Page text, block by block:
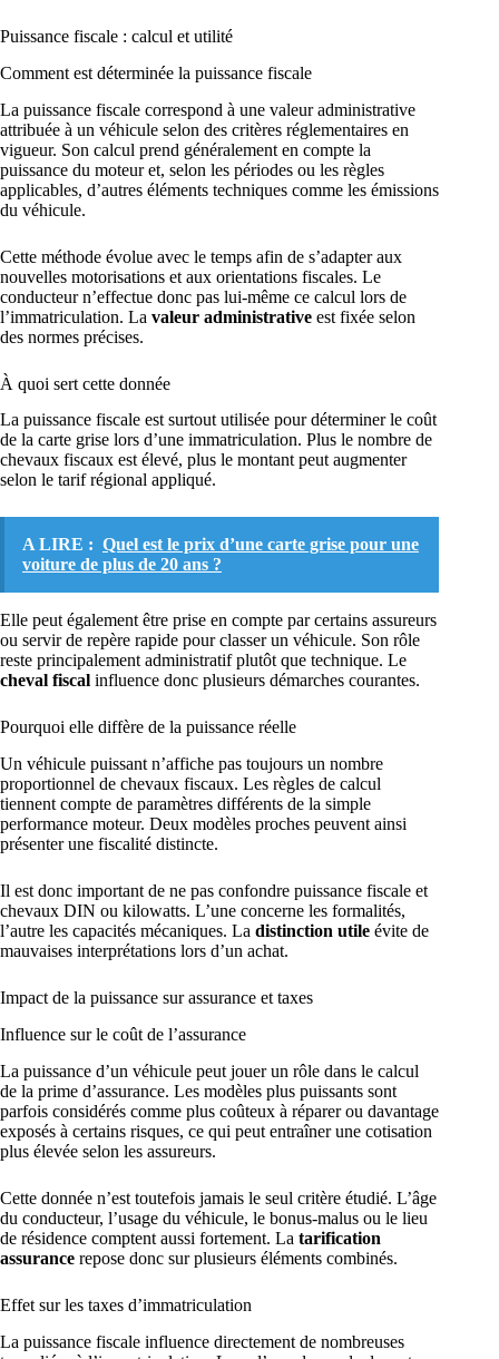
Puissance fiscale : calcul et utilité
Comment est déterminée la puissance fiscale
La puissance fiscale correspond à une valeur administrative
attribuée à un véhicule selon des critères réglementaires en
vigueur. Son calcul prend généralement en compte la
puissance du moteur et, selon les périodes ou les règles
applicables, d’autres éléments techniques comme les émissions
du véhicule.
Cette méthode évolue avec le temps afin de s’adapter aux
nouvelles motorisations et aux orientations fiscales. Le
conducteur n’effectue donc pas lui-même ce calcul lors de
l’immatriculation. La valeur administrative est fixée selon
des normes précises.
À quoi sert cette donnée
La puissance fiscale est surtout utilisée pour déterminer le coût
de la carte grise lors d’une immatriculation. Plus le nombre de
chevaux fiscaux est élevé, plus le montant peut augmenter
selon le tarif régional appliqué.
A LIRE : Quel est le prix d’une carte grise pour une
voiture de plus de 20 ans ?
Elle peut également être prise en compte par certains assureurs
ou servir de repère rapide pour classer un véhicule. Son rôle
reste principalement administratif plutôt que technique. Le
cheval fiscal influence donc plusieurs démarches courantes.
Pourquoi elle diffère de la puissance réelle
Un véhicule puissant n’affiche pas toujours un nombre
proportionnel de chevaux fiscaux. Les règles de calcul
tiennent compte de paramètres différents de la simple
performance moteur. Deux modèles proches peuvent ainsi
présenter une fiscalité distincte.
Il est donc important de ne pas confondre puissance fiscale et
chevaux DIN ou kilowatts. L’une concerne les formalités,
l’autre les capacités mécaniques. La distinction utile évite de
mauvaises interprétations lors d’un achat.
Impact de la puissance sur assurance et taxes
Influence sur le coût de l’assurance
La puissance d’un véhicule peut jouer un rôle dans le calcul
de la prime d’assurance. Les modèles plus puissants sont
parfois considérés comme plus coûteux à réparer ou davantage
exposés à certains risques, ce qui peut entraîner une cotisation
plus élevée selon les assureurs.
Cette donnée n’est toutefois jamais le seul critère étudié. L’âge
du conducteur, l’usage du véhicule, le bonus-malus ou le lieu
de résidence comptent aussi fortement. La tarification
assurance repose donc sur plusieurs éléments combinés.
Effet sur les taxes d’immatriculation
La puissance fiscale influence directement de nombreuses